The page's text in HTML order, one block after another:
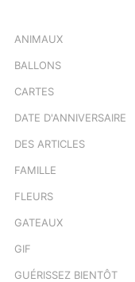
ANIMAUX
BALLONS
CARTES
DATE D'ANNIVERSAIRE
DES ARTICLES
FAMILLE
FLEURS
GATEAUX
GIF
GUÉRISSEZ BIENTÔT